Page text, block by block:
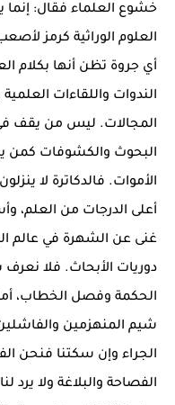
خشوع العلماء فقال: إنما
العلوم الوراثية كرمز
أي جروة تظن أنها بكلام
الندوات واللقاءات
المجالات. ليس من يقف في
البحوث والكشوفات كمن
الأموات. فالدكاترة لا
أعلى الدرجات من العلم،
غنى عن الشهرة في عالم
دوريات الأبحاث. فلا نعرف
الحكمة وفصل الخطاب،
شيم المنهزمين
الجراء وإن سكتنا فنحن
الفصاحة والبلاغة ولا يرد